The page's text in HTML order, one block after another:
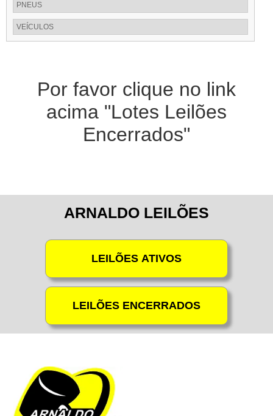
PNEUS
VEÍCULOS
Por favor clique no link
acima "Lotes Leilões
Encerrados"
ARNALDO LEILÕES